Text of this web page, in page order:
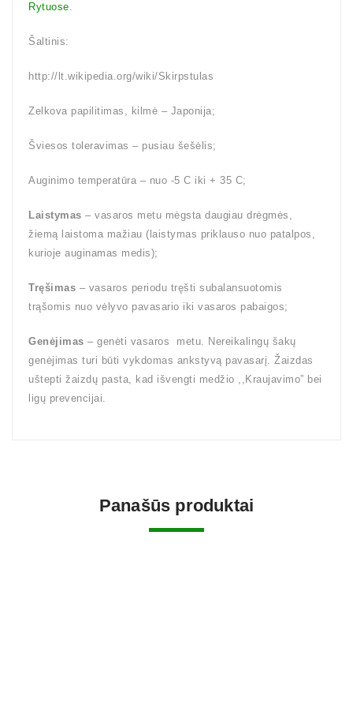
Rytuose.
Šaltinis:
http://lt.wikipedia.org/wiki/Skirpstulas
Zelkova papilitimas, kilmė – Japonija;
Šviesos toleravimas – pusiau šešėlis;
Auginimo temperatūra – nuo -5 C iki + 35 C;
Laistymas – vasaros metu mėgsta daugiau drėgmės,
žiemą laistoma mažiau (laistymas priklauso nuo patalpos,
kurioje auginamas medis);
Tręšimas – vasaros periodu tręšti subalansuotomis
trąšomis nuo vėlyvo pavasario iki vasaros pabaigos;
Genėjimas – genėti vasaros metu. Nereikalingų šakų
genėjimas turi būti vykdomas ankstyvą pavasarį. Žaizdas
uštepti žaizdų pasta, kad išvengti medžio ,,Kraujavimo” bei
ligų prevencijai.
Panašūs produktai